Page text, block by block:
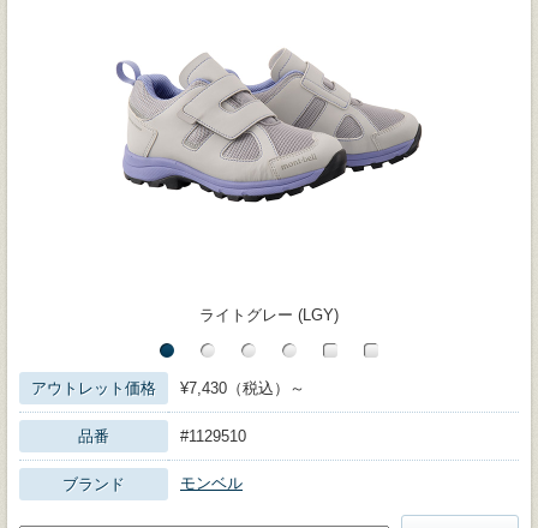
ライトグレー (LGY)
アウトレット価格 ¥7,430（税込）～
品番 #1129510
ブランド モンベル